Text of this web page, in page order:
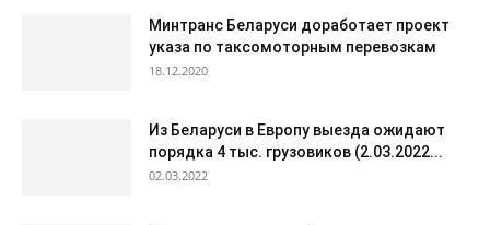
Минтранс Беларуси доработает проект
указа по таксомоторным перевозкам
18.12.2020
Из Беларуси в Европу выезда ожидают
порядка 4 тыс. грузовиков (2.03.2022...
02.03.2022